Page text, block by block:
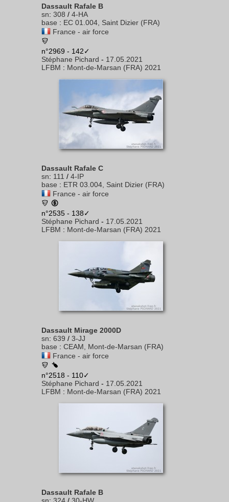
Dassault Rafale B
sn: 308 / 4-HA
base : EC 01.004, Saint Dizier (FRA)
France - air force
n°2969 - 142✓
Stéphane Pichard - 17.05.2021
LFBM : Mont-de-Marsan (FRA) 2021
Dassault Rafale C
sn: 111 / 4-IP
base : ETR 03.004, Saint Dizier (FRA)
France - air force
n°2535 - 138✓
Stéphane Pichard - 17.05.2021
LFBM : Mont-de-Marsan (FRA) 2021
Dassault Mirage 2000D
sn: 639 / 3-JJ
base : CEAM, Mont-de-Marsan (FRA)
France - air force
n°2518 - 110✓
Stéphane Pichard - 17.05.2021
LFBM : Mont-de-Marsan (FRA) 2021
Dassault Rafale B